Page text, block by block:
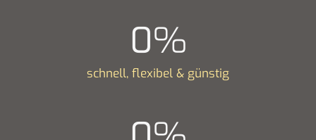
0%
schnell, flexibel & günstig